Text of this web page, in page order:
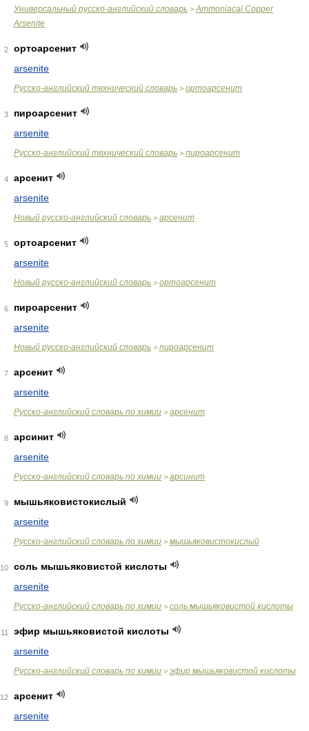
Универсальный русско-английский словарь > Ammoniacal Copper
Arsenite
2
ортоарсенит
arsenite
Русско-английский технический словарь > ортоарсенит
3
пироарсенит
arsenite
Русско-английский технический словарь > пироарсенит
4
арсенит
arsenite
Новый русско-английский словарь > арсенит
5
ортоарсенит
arsenite
Новый русско-английский словарь > ортоарсенит
6
пироарсенит
arsenite
Новый русско-английский словарь > пироарсенит
7
арсенит
arsenite
Русско-английский словарь по химии > арсенит
8
арсинит
arsenite
Русско-английский словарь по химии > арсинит
9
мышьяковистокислый
arsenite
Русско-английский словарь по химии > мышьяковистокислый
10
соль мышьяковистой кислоты
arsenite
Русско-английский словарь по химии > соль мышьяковистой кислоты
11
эфир мышьяковистой кислоты
arsenite
Русско-английский словарь по химии > эфир мышьяковистой кислоты
12
арсенит
arsenite